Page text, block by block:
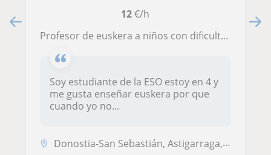
12€/h
Profesor de euskera a niños con dificultades de euskera
Soy estudiante de la ESO estoy en 4 y
me gusta enseñar euskera por que
cuando yo no...
Donostia-San Sebastián, Astigarraga, Pasaia